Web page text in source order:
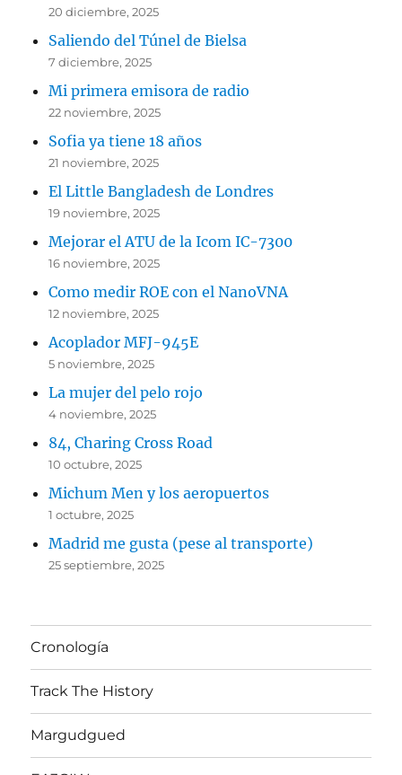
20 diciembre, 2025
Saliendo del Túnel de Bielsa
7 diciembre, 2025
Mi primera emisora de radio
22 noviembre, 2025
Sofia ya tiene 18 años
21 noviembre, 2025
El Little Bangladesh de Londres
19 noviembre, 2025
Mejorar el ATU de la Icom IC-7300
16 noviembre, 2025
Como medir ROE con el NanoVNA
12 noviembre, 2025
Acoplador MFJ-945E
5 noviembre, 2025
La mujer del pelo rojo
4 noviembre, 2025
84, Charing Cross Road
10 octubre, 2025
Michum Men y los aeropuertos
1 octubre, 2025
Madrid me gusta (pese al transporte)
25 septiembre, 2025
Cronología
Track The History
Margudgued